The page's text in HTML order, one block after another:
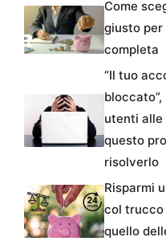
Come
giusto per
completa
“Il tuo
utenti alle
questo
risolverlo
Risparmi
col trucco
quello